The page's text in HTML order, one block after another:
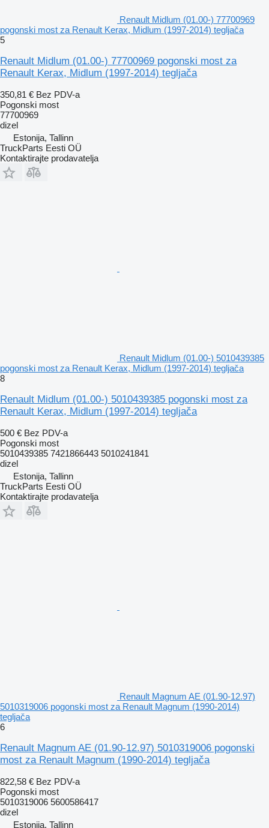
Renault Midlum (01.00-) 77700969
pogonski most za Renault Kerax, Midlum (1997-2014) tegljača
5
Renault Midlum (01.00-) 77700969 pogonski most za
Renault Kerax, Midlum (1997-2014) tegljača
350,81 € Bez PDV-a
Pogonski most
77700969
dizel
Estonija, Tallinn
TruckParts Eesti OÜ
Kontaktirajte prodavatelja
Renault Midlum (01.00-) 5010439385
pogonski most za Renault Kerax, Midlum (1997-2014) tegljača
8
Renault Midlum (01.00-) 5010439385 pogonski most za
Renault Kerax, Midlum (1997-2014) tegljača
500 € Bez PDV-a
Pogonski most
5010439385 7421866443 5010241841
dizel
Estonija, Tallinn
TruckParts Eesti OÜ
Kontaktirajte prodavatelja
Renault Magnum AE (01.90-12.97)
5010319006 pogonski most za Renault Magnum (1990-2014)
tegljača
6
Renault Magnum AE (01.90-12.97) 5010319006 pogonski
most za Renault Magnum (1990-2014) tegljača
822,58 € Bez PDV-a
Pogonski most
5010319006 5600586417
dizel
Estonija, Tallinn